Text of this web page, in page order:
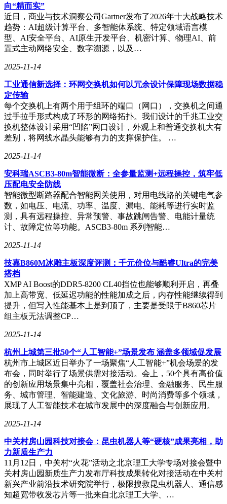
向“精而实”
近日，商业与技术洞察公司Gartner发布了2026年十大战略技术
趋势：AI超级计算平台、多智能体系统、特定领域语言模
型、AI安全平台、AI原生开发平台、机密计算、物理AI、前
置式主动网络安全、数字溯源，以及…
2025-11-14
工业通信新选择：环网交换机如何以冗余设计保障现场数据稳
定传输
每个交换机上有两个用于组环的端口（网口），交换机之间通
过手拉手形式构成了环形的网络拓扑。我们设计的千兆工业交
换机整体设计采用“凹陷”网口设计，外观上和普通交换机大有
差别，将网线水晶头能够有力的支撑保护住。 …
2025-11-14
安科瑞ASCB3-80m智能微断：全参量监测+远程操控，筑牢低
压配电安全防线
智能微型断路器配合智能网关使用，对用电线路的关键电气参
数，如电压、电流、功率、温度、漏电、能耗等进行实时监
测，具有远程操控、异常预警、事故跳闸告警、电能计量统
计、故障定位等功能。ASCB3-80m 系列智能…
2025-11-14
技嘉B860M冰雕主板深度评测：千元价位与酷睿Ultra的完美
搭档
XMP AI Boost的DDR5-8200 CL40挡位也能够顺利开启，再叠
加上高带宽、低延迟功能的性能加成之后，内存性能继续得到
提升，但写入性能基本上是到顶了，主要是受限于B860芯片
组主板无法调整CP…
2025-11-14
杭州上城第三批50个“人工智能+”场景发布 涵盖多领域促发展
杭州市上城区近日举办了一场聚焦“人工智能+”机会场景的发
布会，同时举行了场景供需对接活动。会上，50个具有高价值
的创新应用场景集中亮相，覆盖社会治理、金融服务、民生服
务、城市管理、智能建造、文化旅游、时尚消费等多个领域，
展现了人工智能技术在城市发展中的深度融合与创新应用。
2025-11-14
中关村房山园科技对接会：昆虫机器人等“硬核”成果亮相，助
力新质生产力
11月12日，中关村“火花”活动之北京理工大学专场对接会暨中
关村房山园新质生产力发布厅科技成果转化对接活动在中关村
新兴产业前沿技术研究院举行，极限搜救昆虫机器人、通信感
知超宽带收发芯片等一批来自北京理工大学、…